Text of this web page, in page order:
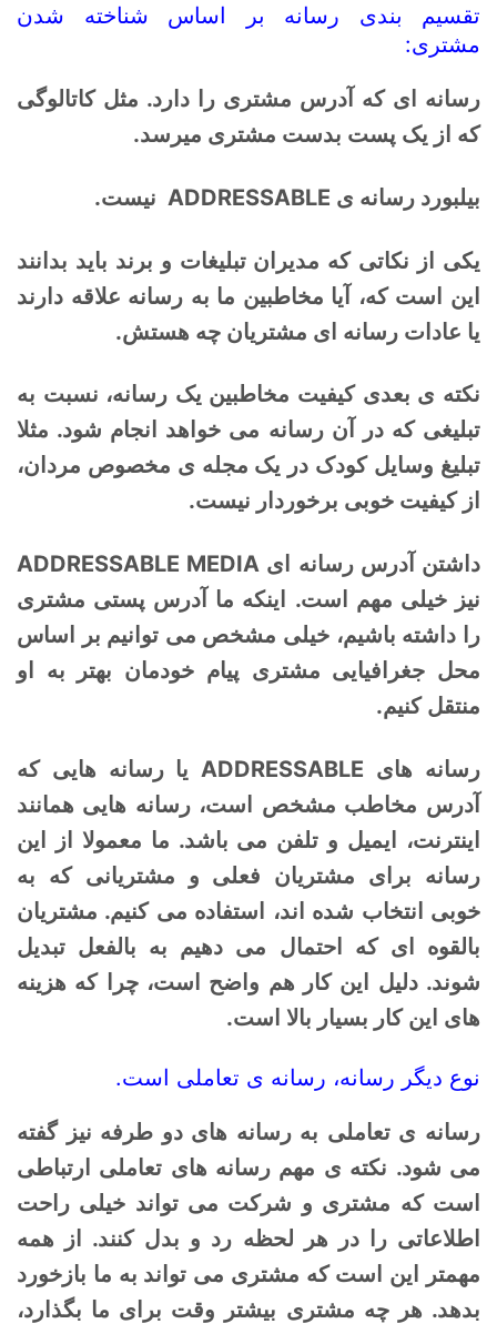
تقسیم بندی رسانه بر اساس شناخته شدن
مشتری:
رسانه ای که آدرس مشتری را دارد. مثل کاتالوگی
که از یک پست بدست مشتری میرسد.
بیلبورد رسانه ی ADDRESSABLE نیست.
یکی از نکاتی که مدیران تبلیغات و برند باید بدانند
این است که، آیا مخاطبین ما به رسانه علاقه دارند
یا عادات رسانه ای مشتریان چه هستش.
نکته ی بعدی کیفیت مخاطبین یک رسانه، نسبت به
تبلیغی که در آن رسانه می خواهد انجام شود. مثلا
تبلیغ وسایل کودک در یک مجله ی مخصوص مردان،
از کیفیت خوبی برخوردار نیست.
داشتن آدرس رسانه ای ADDRESSABLE MEDIA
نیز خیلی مهم است. اینکه ما آدرس پستی مشتری
را داشته باشیم، خیلی مشخص می توانیم بر اساس
محل جغرافیایی مشتری پیام خودمان بهتر به او
منتقل کنیم.
رسانه های ADDRESSABLE یا رسانه هایی که
آدرس مخاطب مشخص است، رسانه هایی همانند
اینترنت، ایمیل و تلفن می باشد. ما معمولا از این
رسانه برای مشتریان فعلی و مشتریانی که به
خوبی انتخاب شده اند، استفاده می کنیم. مشتریان
بالقوه ای که احتمال می دهیم به بالفعل تبدیل
شوند. دلیل این کار هم واضح است، چرا که هزینه
های این کار بسیار بالا است.
نوع دیگر رسانه، رسانه ی تعاملی است.
رسانه ی تعاملی به رسانه های دو طرفه نیز گفته
می شود. نکته ی مهم رسانه های تعاملی ارتباطی
است که مشتری و شرکت می تواند خیلی راحت
اطلاعاتی را در هر لحظه رد و بدل کنند. از همه
مهمتر این است که مشتری می تواند به ما بازخورد
بدهد. هر چه مشتری بیشتر وقت برای ما بگذارد،